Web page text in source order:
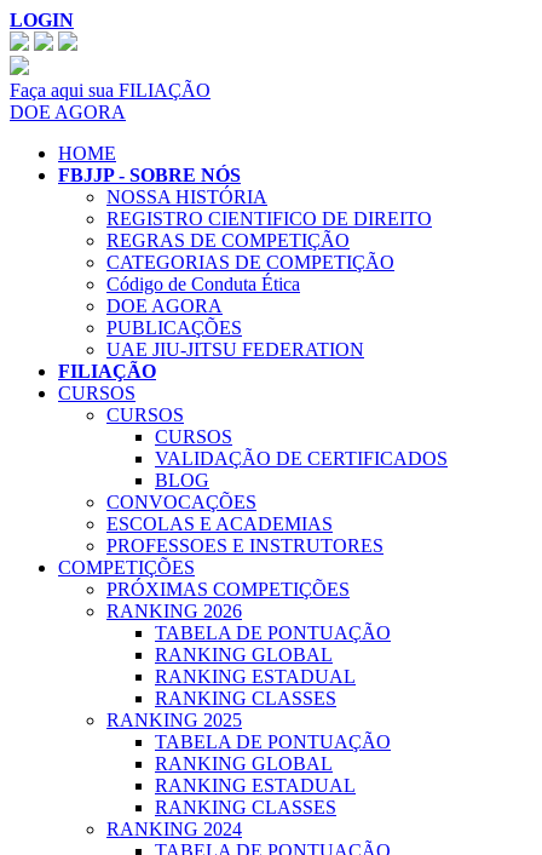
LOGIN
Faça aqui sua FILIAÇÃO
DOE AGORA
HOME
FBJJP - SOBRE NÓS
NOSSA HISTÓRIA
REGISTRO CIENTIFICO DE DIREITO
REGRAS DE COMPETIÇÃO
CATEGORIAS DE COMPETIÇÃO
Código de Conduta Ética
DOE AGORA
PUBLICAÇÕES
UAE JIU-JITSU FEDERATION
FILIAÇÃO
CURSOS
CURSOS
CURSOS
VALIDAÇÃO DE CERTIFICADOS
BLOG
CONVOCAÇÕES
ESCOLAS E ACADEMIAS
PROFESSOES E INSTRUTORES
COMPETIÇÕES
PRÓXIMAS COMPETIÇÕES
RANKING 2026
TABELA DE PONTUAÇÃO
RANKING GLOBAL
RANKING ESTADUAL
RANKING CLASSES
RANKING 2025
TABELA DE PONTUAÇÃO
RANKING GLOBAL
RANKING ESTADUAL
RANKING CLASSES
RANKING 2024
TABELA DE PONTUAÇÃO